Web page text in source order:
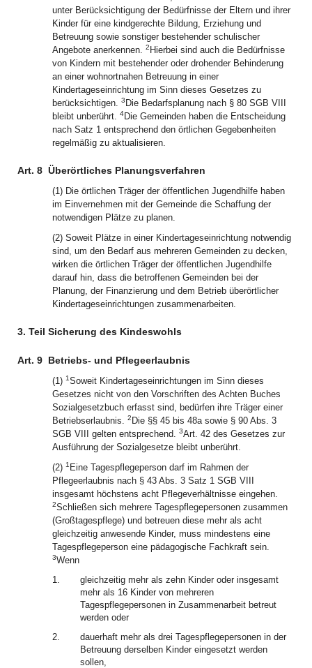
unter Berücksichtigung der Bedürfnisse der Eltern und ihrer
Kinder für eine kindgerechte Bildung, Erziehung und
Betreuung sowie sonstiger bestehender schulischer
Angebote anerkennen. 2 Hierbei sind auch die Bedürfnisse
von Kindern mit bestehender oder drohender Behinderung
an einer wohnortnahen Betreuung in einer
Kindertageseinrichtung im Sinn dieses Gesetzes zu
berücksichtigen. 3 Die Bedarfsplanung nach § 80 SGB VIII
bleibt unberührt. 4Die Gemeinden haben die Entscheidung
nach Satz 1 entsprechend den örtlichen Gegebenheiten
regelmäßig zu aktualisieren.
Art. 8 Überörtliches Planungsverfahren
(1) Die örtlichen Träger der öffentlichen Jugendhilfe haben
im Einvernehmen mit der Gemeinde die Schaffung der
notwendigen Plätze zu planen.
(2) Soweit Plätze in einer Kindertageseinrichtung notwendig
sind, um den Bedarf aus mehreren Gemeinden zu decken,
wirken die örtlichen Träger der öffentlichen Jugendhilfe
darauf hin, dass die betroffenen Gemeinden bei der
Planung, der Finanzierung und dem Betrieb überörtlicher
Kindertageseinrichtungen zusammenarbeiten.
3. Teil Sicherung des Kindeswohls
Art. 9 Betriebs- und Pflegeerlaubnis
(1) 1Soweit Kindertageseinrichtungen im Sinn dieses
Gesetzes nicht von den Vorschriften des Achten Buches
Sozialgesetzbuch erfasst sind, bedürfen ihre Träger einer
Betriebserlaubnis. 2 Die §§ 45 bis 48a sowie § 90 Abs. 3
SGB VIII gelten entsprechend. 3Art. 42 des Gesetzes zur
Ausführung der Sozialgesetze bleibt unberührt.
(2) 1 Eine Tagespflegeperson darf im Rahmen der
Pflegeerlaubnis nach § 43 Abs. 3 Satz 1 SGB VIII
insgesamt höchstens acht Pflegeverhältnisse eingehen.
2Schließen sich mehrere Tagespflegepersonen zusammen
(Großtagespflege) und betreuen diese mehr als acht
gleichzeitig anwesende Kinder, muss mindestens eine
Tagespflegeperson eine pädagogische Fachkraft sein.
3Wenn
1.
gleichzeitig mehr als zehn Kinder oder insgesamt
mehr als 16 Kinder von mehreren
Tagespflegepersonen in Zusammenarbeit betreut
werden oder
2.
dauerhaft mehr als drei Tagespflegepersonen in der
Betreuung derselben Kinder eingesetzt werden
sollen,